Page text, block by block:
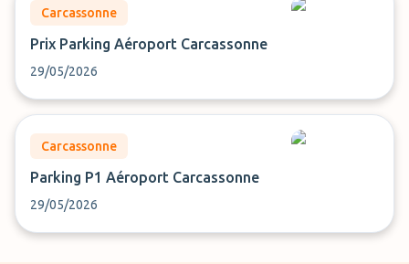
Carcassonne
Prix Parking Aéroport Carcassonne
29/05/2026
Carcassonne
Parking P1 Aéroport Carcassonne
29/05/2026